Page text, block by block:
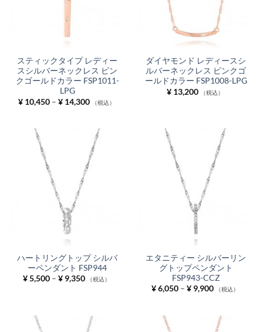
スティックタイプ レディー
スシルバーネックレス ピン
クゴールドカラー FSP1011-
LPG
¥10,450 – ¥14,300価
格
¥ 14,300
（税込）
ダイヤモンド レディースシ
ルバーネックレス ピンクゴ
ールドカラー FSP1008-LPG
¥13,200 （税込）
ハートリングトップ シルバ
ーペンダント FSP944
¥5,500 – ¥9,350価
格
¥ 9,350
（税込）
エタニティー シルバーリン
グトップペンダント
FSP943-CCZ
¥6,050 – ¥9,900価
格
¥ 9,900
（税込）